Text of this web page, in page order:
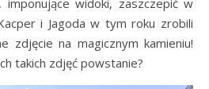
i Jagoda w tym roku zrobili
zdjęcie na magicznym kamieniu!
takich zdjęć powstanie?